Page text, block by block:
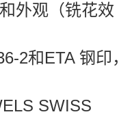
外观（铣花效
2和ETA 钢印，
SWISS